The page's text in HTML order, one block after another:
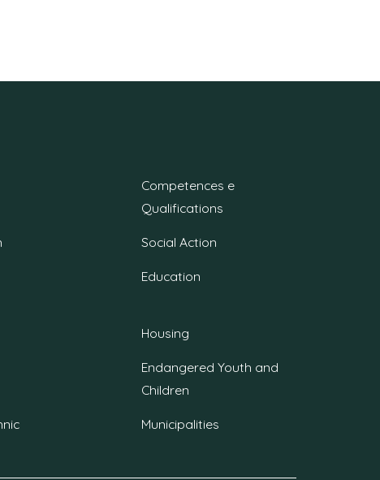
Competences e
Qualifications
Social Action
Education
Housing
Endangered Youth and
Children
Municipalities